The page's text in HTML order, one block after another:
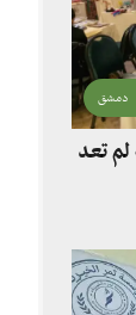
دمشق
لم تعد